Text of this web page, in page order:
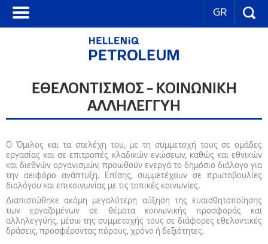
GR
ΕΘΕΛΟΝΤΙΣΜΟΣ – ΚΟΙΝΩΝΙΚΗ
ΑΛΛΗΛΕΓΓΥΗ
Ο Όμιλος και τα στελέχη του, με τη συμμετοχή τους σε ομάδες
εργασίας και σε επιτροπές κλαδικών ενώσεων, καθώς και εθνικών
και διεθνών οργανισμών, προωθούν ενεργά το δημόσιο διάλογο για
την αειφόρο ανάπτυξη. Επίσης, συμμετέχουν σε πρωτοβουλίες
διαλόγου και επικοινωνίας με τις τοπικές κοινωνίες.
Διαπιστώθηκε ακόμη μεγαλύτερη αύξηση της ευαισθητοποίησης
των εργαζομένων σε θέματα κοινωνικής προσφοράς και
αλληλεγγύης, μέσω της συμμετοχής τους σε διάφορες εθελοντικές
δράσεις, προσφέροντας πόρους, χρόνο ή δεξιότητες.